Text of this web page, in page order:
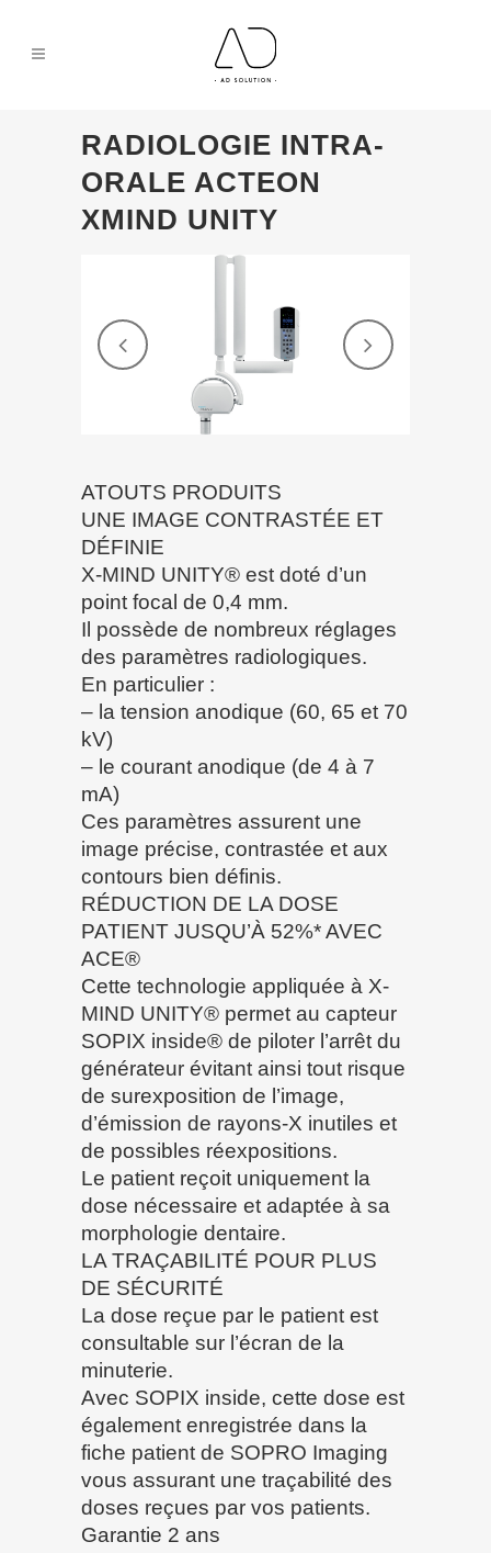
RADIOLOGIE INTRA-
ORALE ACTEON
XMIND UNITY
ATOUTS PRODUITS
UNE IMAGE CONTRASTÉE ET
DÉFINIE
X-MIND UNITY® est doté d’un
point focal de 0,4 mm.
Il possède de nombreux réglages
des paramètres radiologiques.
En particulier :
– la tension anodique (60, 65 et 70
kV)
– le courant anodique (de 4 à 7
mA)
Ces paramètres assurent une
image précise, contrastée et aux
contours bien définis.
RÉDUCTION DE LA DOSE
PATIENT JUSQU’À 52%* AVEC
ACE®
Cette technologie appliquée à X-
MIND UNITY® permet au capteur
SOPIX inside® de piloter l’arrêt du
générateur évitant ainsi tout risque
de surexposition de l’image,
d’émission de rayons-X inutiles et
de possibles réexpositions.
Le patient reçoit uniquement la
dose nécessaire et adaptée à sa
morphologie dentaire.
LA TRAÇABILITÉ POUR PLUS
DE SÉCURITÉ
La dose reçue par le patient est
consultable sur l’écran de la
minuterie.
Avec SOPIX inside, cette dose est
également enregistrée dans la
fiche patient de SOPRO Imaging
vous assurant une traçabilité des
doses reçues par vos patients.
Garantie 2 ans